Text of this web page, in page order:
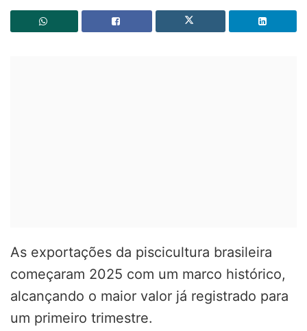
As exportações da piscicultura brasileira
começaram 2025 com um marco histórico,
alcançando o maior valor já registrado para
um primeiro trimestre.